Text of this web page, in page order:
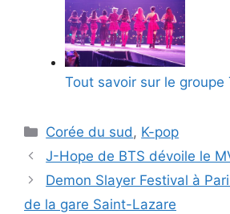
Tout savoir sur le groupe
Catégories
Corée du sud, K-pop
J-Hope de BTS dévoile le MV
Demon Slayer Festival à
de la gare Saint-Lazare